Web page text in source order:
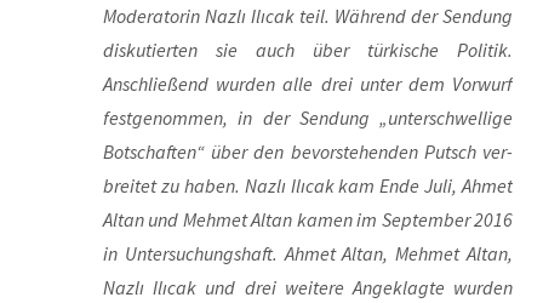
Mode­ra­to­rin Naz­lı Ilı­cak teil. Wäh­rend der Sen­dung
dis­ku­tier­ten sie auch über tür­ki­sche Poli­tik.
Anschlie­ßend wur­den alle drei unter dem Vor­wurf
fest­ge­nom­men, in der Sen­dung „unter­schwel­li­ge
Bot­schaf­ten“ über den bevor­ste­hen­den Putsch ver­
brei­tet zu haben. Naz­lı Ilı­cak kam Ende Juli, Ahmet
Altan und Meh­met Altan kamen im Sep­tem­ber 2016
in Unter­su­chungs­haft. Ahmet Altan, Meh­met Altan,
Naz­lı Ilı­cak und drei wei­te­re Ange­klag­te wur­den